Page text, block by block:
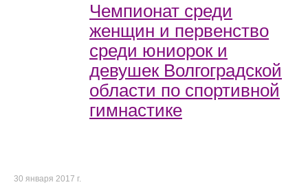
Чемпионат среди
женщин и первенство
среди юниорок и
девушек Волгоградской
области по спортивной
гимнастике
30 января 2017 г.